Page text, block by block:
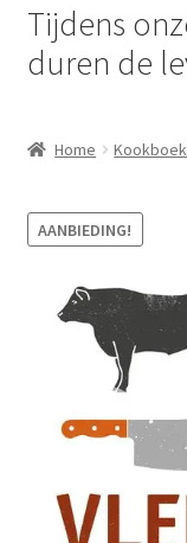
FAQ
Tijdens
duren de
Home
AANBIEDING!